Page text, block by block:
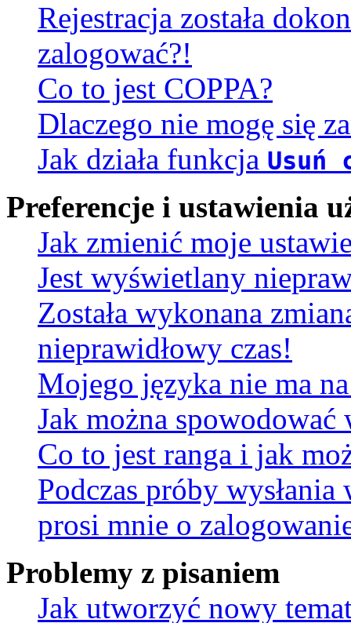
Rejestracja została
zalogować?!
Co to jest COPPA?
Dlaczego nie mogę się
Jak działa funkcja Usuń
Preferencje i ustawienia
Jak zmienić moje
Jest wyświetlany
Została wykonana
nieprawidłowy czas!
Mojego języka nie ma
Jak można
Co to jest ranga i jak
Podczas próby
prosi mnie o
Problemy z pisaniem
Jak utworzyć nowy